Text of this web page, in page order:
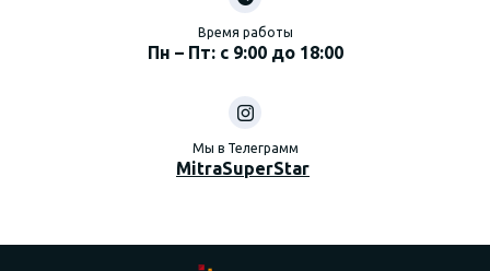
Время работы
Пн – Пт: с 9:00 до 18:00
Мы в Телеграмм
MitraSuperStar